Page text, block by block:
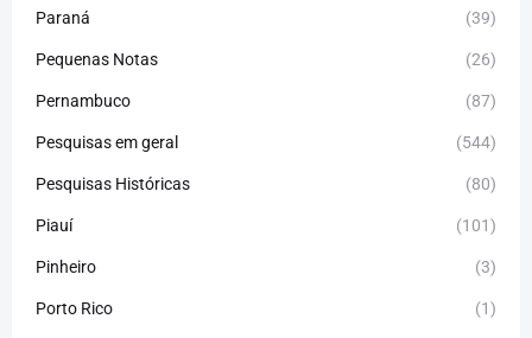
Paraná (39)
Pequenas Notas (26)
Pernambuco (87)
Pesquisas em geral (544)
Pesquisas Históricas (80)
Piauí (101)
Pinheiro (3)
Porto Rico (1)